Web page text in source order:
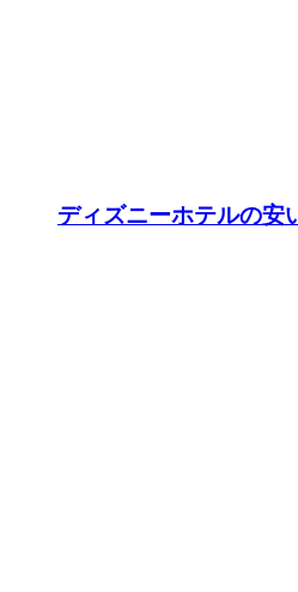
ディズニーホテルの安